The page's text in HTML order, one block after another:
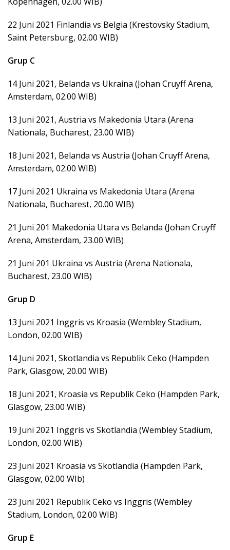
22 Juni 2021 Finlandia vs Belgia (Krestovsky Stadium,
Saint Petersburg, 02.00 WIB)
Grup C
14 Juni 2021, Belanda vs Ukraina (Johan Cruyff Arena,
Amsterdam, 02.00 WIB)
13 Juni 2021, Austria vs Makedonia Utara (Arena
Nationala, Bucharest, 23.00 WIB)
18 Juni 2021, Belanda vs Austria (Johan Cruyff Arena,
Amsterdam, 02.00 WIB)
17 Juni 2021 Ukraina vs Makedonia Utara (Arena
Nationala, Bucharest, 20.00 WIB)
21 Juni 201 Makedonia Utara vs Belanda (Johan Cruyff
Arena, Amsterdam, 23.00 WIB)
21 Juni 201 Ukraina vs Austria (Arena Nationala,
Bucharest, 23.00 WIB)
Grup D
13 Juni 2021 Inggris vs Kroasia (Wembley Stadium,
London, 02.00 WIB)
14 Juni 2021, Skotlandia vs Republik Ceko (Hampden
Park, Glasgow, 20.00 WIB)
18 Juni 2021, Kroasia vs Republik Ceko (Hampden Park,
Glasgow, 23.00 WIB)
19 Juni 2021 Inggris vs Skotlandia (Wembley Stadium,
London, 02.00 WIB)
23 Juni 2021 Kroasia vs Skotlandia (Hampden Park,
Glasgow, 02.00 WIb)
23 Juni 2021 Republik Ceko vs Inggris (Wembley
Stadium, London, 02.00 WIB)
Grup E